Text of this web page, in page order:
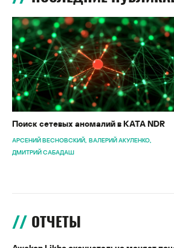
Поиск сетевых аномалий в KATA NDR
АРСЕНИЙ ВЕСНОВСКИЙ ВАЛЕРИЙ АКУЛЕНКО
ДМИТРИЙ САБАДАШ
ОТЧЕТЫ